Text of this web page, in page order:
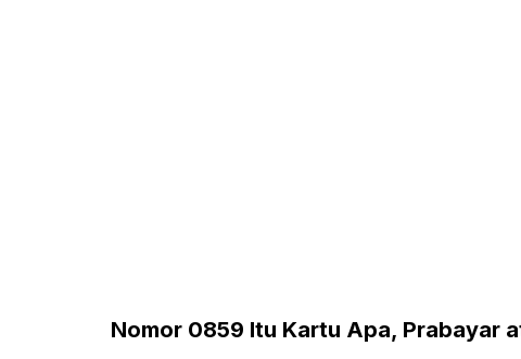
Nomor 0859 Itu Kartu Apa, Prabayar